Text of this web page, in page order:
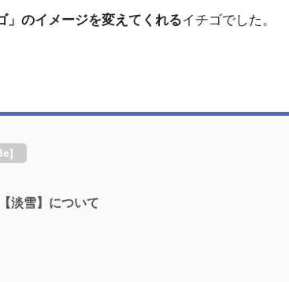
」のイメージを変えてくれるイチゴでした。
]
淡雪】について